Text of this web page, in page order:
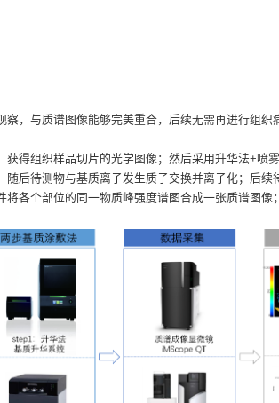
，与质谱图像能够完美重合，后续无需再进行组
得组织样品切片的光学图像；然后采用升华法+喷
后待测物与基质离子发生质子交换并离子化；后
各个部位的同一物质峰强度谱图合成一张质谱图像